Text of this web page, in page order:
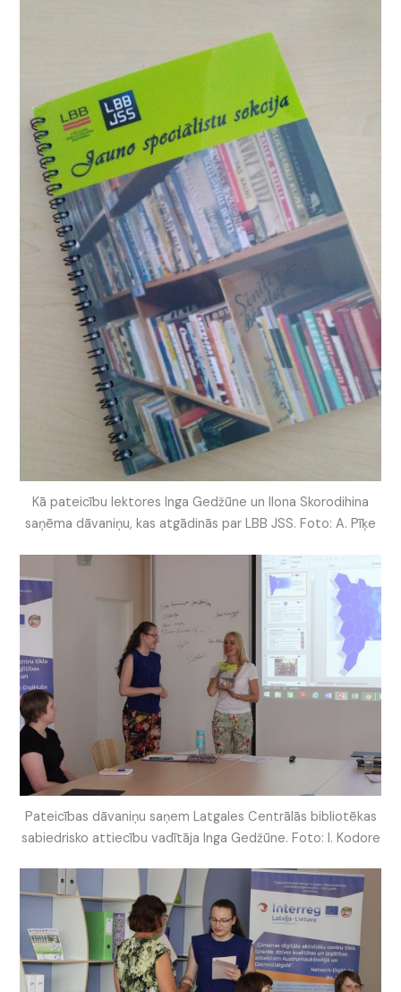
Kā pateicību lektores Inga Gedžūne un Ilona Skorodihina
saņēma dāvaniņu, kas atgādinās par LBB JSS. Foto: A. Pīķe
Pateicības dāvaniņu saņem Latgales Centrālās bibliotēkas
sabiedrisko attiecību vadītāja Inga Gedžūne. Foto: I. Kodore